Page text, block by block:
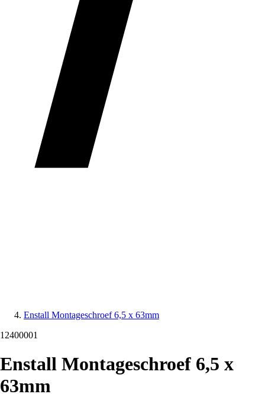
Enstall Montageschroef 6,5 x 63mm
12400001
Enstall Montageschroef 6,5 x
63mm